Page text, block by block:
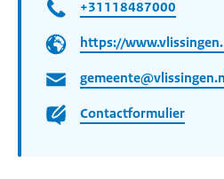
+31118487000
https://
gemeente@vlissingen.nl
Contactformulier